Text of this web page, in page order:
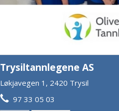
Trysiltannlegene AS
Løkjavegen 1, 2420 Trysil
97 33 05 03